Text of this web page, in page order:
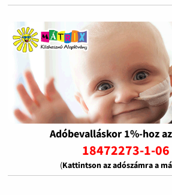
Adóbevalláskor 1%-hoz
18472273-1-
(Kattintson az adószámra a